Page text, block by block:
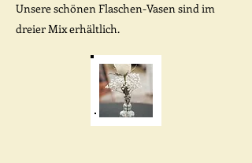
Unsere schönen Flaschen-Vasen sind im
dreier Mix erhältlich.